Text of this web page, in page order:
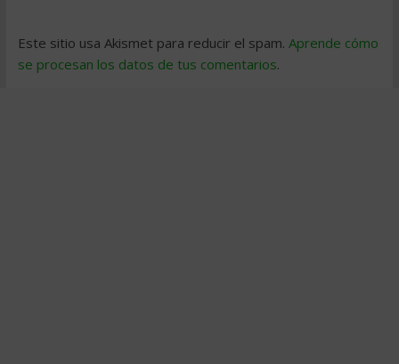
Este sitio usa Akismet para reducir el spam. Aprende cómo
se procesan los datos de tus comentarios.